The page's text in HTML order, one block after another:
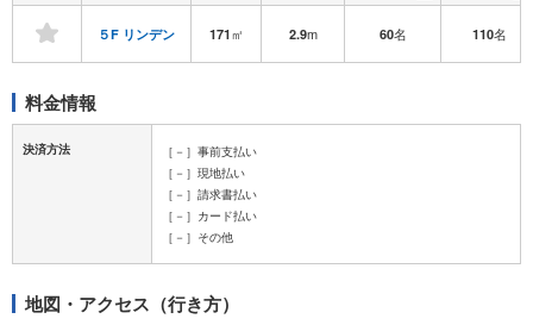
５F リンデン 171㎡ 2.9m 60名 110名
料金情報
決済方法
［－］事前支払い
［－］現地払い
［－］請求書払い
［－］カード払い
［－］その他
地図・アクセス（行き方）